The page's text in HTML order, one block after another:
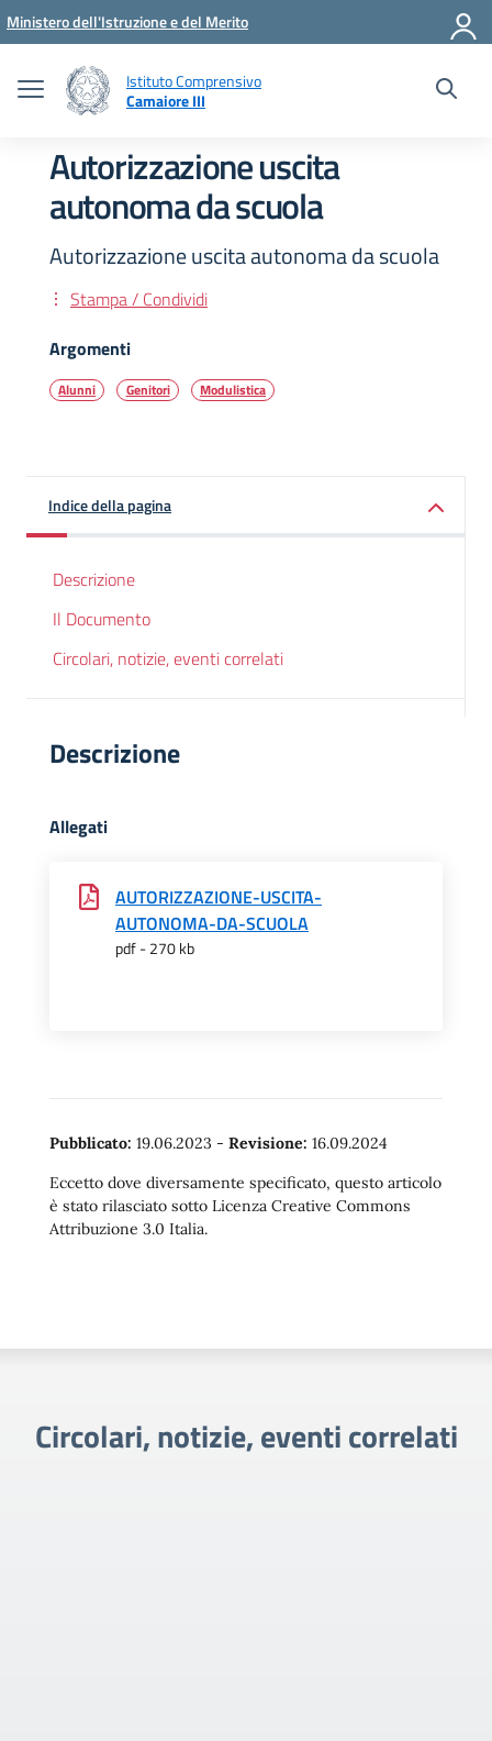
Vai ai contenuti
Vai al menu di navigazione
Vai al footer
Ministero dell'Istruzione e del Merito
Istituto Comprensivo
Camaiore III
Autorizzazione uscita
autonoma da scuola
Autorizzazione uscita autonoma da scuola
Stampa / Condividi
Argomenti
Alunni Genitori Modulistica
Indice della pagina
Descrizione
Il Documento
Circolari, notizie, eventi correlati
Descrizione
Allegati
AUTORIZZAZIONE-USCITA-
AUTONOMA-DA-SCUOLA
pdf - 270 kb
Pubblicato: 19.06.2023 - Revisione: 16.09.2024
Eccetto dove diversamente specificato, questo articolo
è stato rilasciato sotto Licenza Creative Commons
Attribuzione 3.0 Italia.
Circolari, notizie, eventi correlati